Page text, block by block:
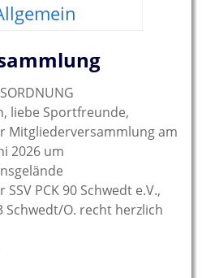
liebe Sportfreunde,
Mitgliederversammlung am
2026 um
PCK 90 Schwedt e.V.,
Schwedt/O. recht herzlich